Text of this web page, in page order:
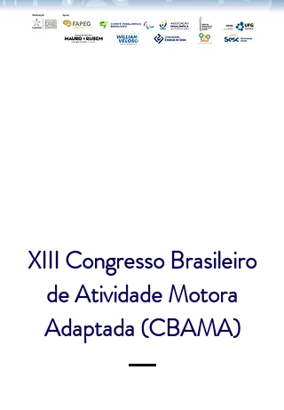
XIII Congresso Brasileiro
de Atividade Motora
Adaptada (CBAMA)